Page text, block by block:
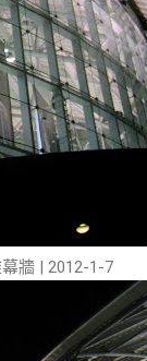
牆 | 2012-1-7